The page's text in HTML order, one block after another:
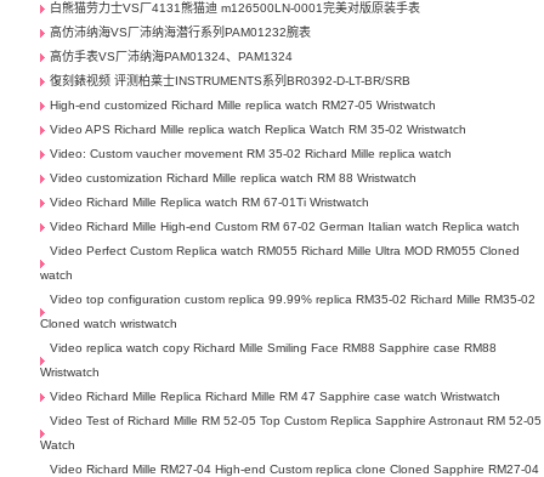
白熊猫劳力士VS厂4131熊猫迪 m126500LN-0001完美对版原装手表
高仿沛纳海VS厂沛纳海潜行系列PAM01232腕表
高仿手表VS厂沛纳海PAM01324、PAM1324
復刻錶视频 评测柏莱士INSTRUMENTS系列BR0392-D-LT-BR/SRB
High-end customized Richard Mille replica watch RM27-05 Wristwatch
Video APS Richard Mille replica watch Replica Watch RM 35-02 Wristwatch
Video: Custom vaucher movement RM 35-02 Richard Mille replica watch
Video customization Richard Mille replica watch RM 88 Wristwatch
Video Richard Mille Replica watch RM 67-01Ti Wristwatch
Video Richard Mille High-end Custom RM 67-02 German Italian watch Replica watch
Video Perfect Custom Replica watch RM055 Richard Mille Ultra MOD RM055 Cloned
watch
Video top configuration custom replica 99.99% replica RM35-02 Richard Mille RM35-02
Cloned watch wristwatch
Video replica watch copy Richard Mille Smiling Face RM88 Sapphire case RM88
Wristwatch
Video Richard Mille Replica Richard Mille RM 47 Sapphire case watch Wristwatch
Video Test of Richard Mille RM 52-05 Top Custom Replica Sapphire Astronaut RM 52-05
Watch
Video Richard Mille RM27-04 High-end Custom replica clone Cloned Sapphire RM27-04